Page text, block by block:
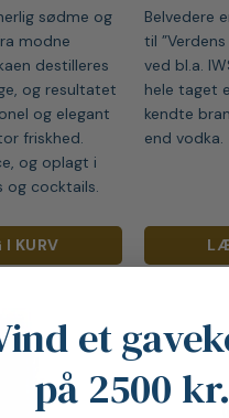
sødme og
modne
destilleres
og resultatet
og elegant
friskhed.
og oplagt i
og cocktails.
KURV
Belvedere
til
ved bl.a.
hele taget
kendte
end vodka.
et
på 2500 kr.